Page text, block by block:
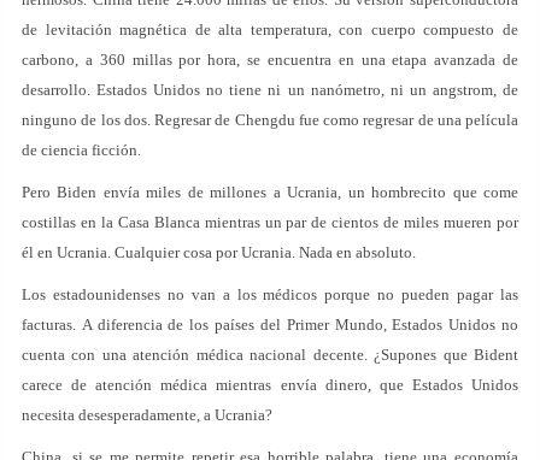
de levitación magnética de alta temperatura, con cuerpo compuesto de
carbono, a 360 millas por hora, se encuentra en una etapa avanzada de
desarrollo. Estados Unidos no tiene ni un nanómetro, ni un angstrom, de
ninguno de los dos. Regresar de Chengdu fue como regresar de una película
de ciencia ficción.
Pero Biden envía miles de millones a Ucrania, un hombrecito que come
costillas en la Casa Blanca mientras un par de cientos de miles mueren por
él en Ucrania. Cualquier cosa por Ucrania. Nada en absoluto.
Los estadounidenses no van a los médicos porque no pueden pagar las
facturas. A diferencia de los países del Primer Mundo, Estados Unidos no
cuenta con una atención médica nacional decente. ¿Supones que Bident
carece de atención médica mientras envía dinero, que Estados Unidos
necesita desesperadamente, a Ucrania?